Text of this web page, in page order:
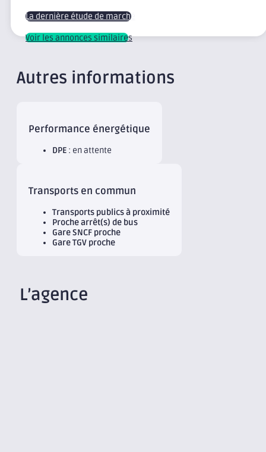
La dernière étude de marché
Voir les annonces similaires
Autres informations
Performance énergétique
DPE : en attente
Transports en commun
Transports publics à proximité
Proche arrêt(s) de bus
Gare SNCF proche
Gare TGV proche
L’agence